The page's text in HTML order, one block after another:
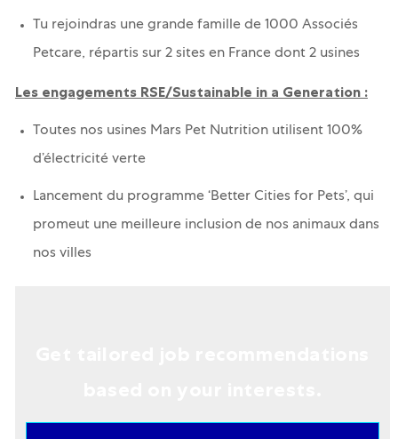
Tu rejoindras une grande famille de 1000 Associés
Petcare, répartis sur 2 sites en France dont 2 usines
Les engagements RSE/Sustainable in a Generation :
Toutes nos usines Mars Pet Nutrition utilisent 100%
d’électricité verte
Lancement du programme ‘Better Cities for Pets’, qui
promeut une meilleure inclusion de nos animaux dans
nos villes